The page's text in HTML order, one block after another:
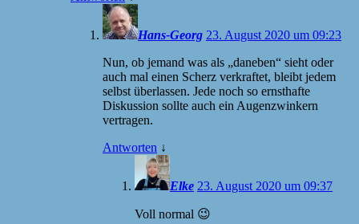
Hans-Georg 23. August 2020 um 09:23
Nun, ob jemand was als „daneben“ sieht oder
auch mal einen Scherz verkraftet, bleibt jedem
selbst überlassen. Jede noch so ernsthafte
Diskussion sollte auch ein Augenzwinkern
vertragen.
Antworten ↓
Elke 23. August 2020 um 09:37
Voll normal 😉